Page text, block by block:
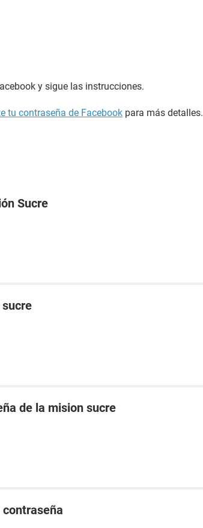
y sigue las instrucciones.
tu contraseña de Facebook para más detalles.
Sucre
de la mision sucre